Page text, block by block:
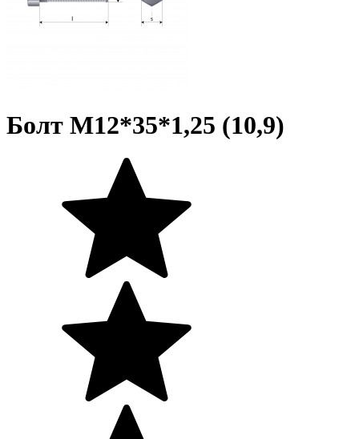
Болт М12*35*1,25 (10,9)